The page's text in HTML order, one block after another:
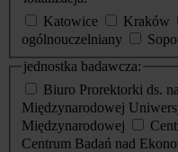
Katowice
Kraków
ogólnouczelniany
jednostka badawcza:
Biuro Prorektorki ds.
Międzynarodowej
Międzynarodowej
Centrum Badań nad